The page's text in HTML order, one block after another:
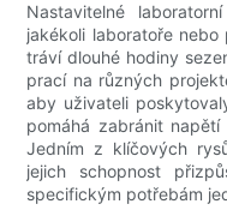
Nastavitelné
jakékoli laboratoře
tráví dlouhé hodiny
prací na různých
aby uživateli
pomáhá zabránit
Jedním z klíčových
jejich schopnost
specifickým potřebám